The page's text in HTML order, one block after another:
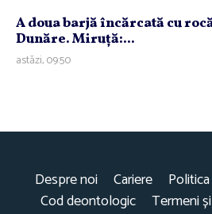
A doua barjă încărcată cu
Dunăre. Miruţă:...
astăzi, 09:50
Despre noi Cariere
Cod deontologic
Termeni